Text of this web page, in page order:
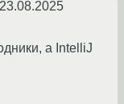
23.08.2025
а IntelliJ